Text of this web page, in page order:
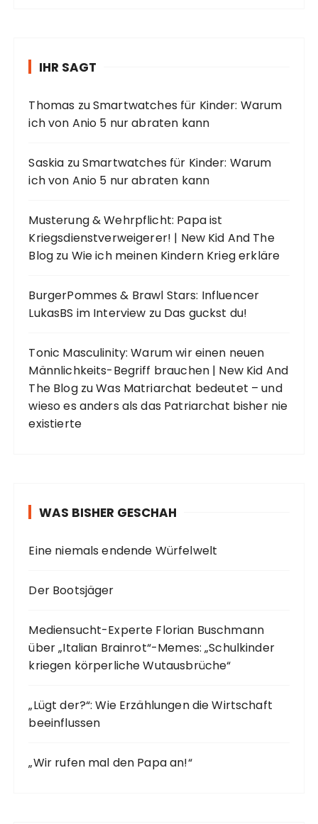
IHR SAGT
Thomas zuSmartwatches für Kinder: Warum
ich von Anio 5 nur abraten kann
Saskia zuSmartwatches für Kinder: Warum
ich von Anio 5 nur abraten kann
Musterung & Wehrpflicht: Papa ist
Kriegsdienstverweigerer! | New Kid And The
Blog zu Wie ich meinen Kindern Krieg erkläre
BurgerPommes & Brawl Stars: Influencer
LukasBS im Interview zu Das guckst du!
Tonic Masculinity: Warum wir einen neuen
Männlichkeits-Begriff brauchen | New Kid And
The BlogzuWas Matriarchat bedeutet – und
wieso es anders als das Patriarchat bisher nie
existierte
WAS BISHER GESCHAH
Eine niemals endende Würfelwelt
Der Bootsjäger
Mediensucht-Experte Florian Buschmann
über „Italian Brainrot“-Memes: „Schulkinder
kriegen körperliche Wutausbrüche“
„Lügt der?“: Wie Erzählungen die Wirtschaft
beeinflussen
„Wir rufen mal den Papa an!“